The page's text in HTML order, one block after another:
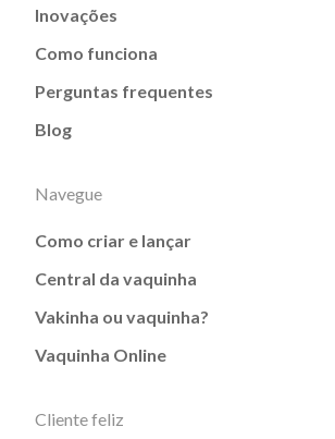
Inovações
Como funciona
Perguntas frequentes
Blog
Navegue
Como criar e lançar
Central da vaquinha
Vakinha ou vaquinha?
Vaquinha Online
Cliente feliz